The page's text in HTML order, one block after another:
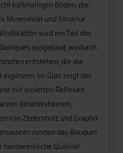
kalkhaltigen Böden, die
Mineralität und Struktur
wird ein Teil des
ausgebaut, wodurch
entstehen, die die
Im Glas zeigt der
mit violetten Reflexen.
Johannisbeeren,
von Zedernholz und Graphit
runden das Bouquet
handwerkliche Qualität